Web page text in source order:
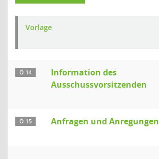
Vorlage
Ö 14
Information des
Ausschussvorsitzenden
Ö 15 Anfragen und Anregungen